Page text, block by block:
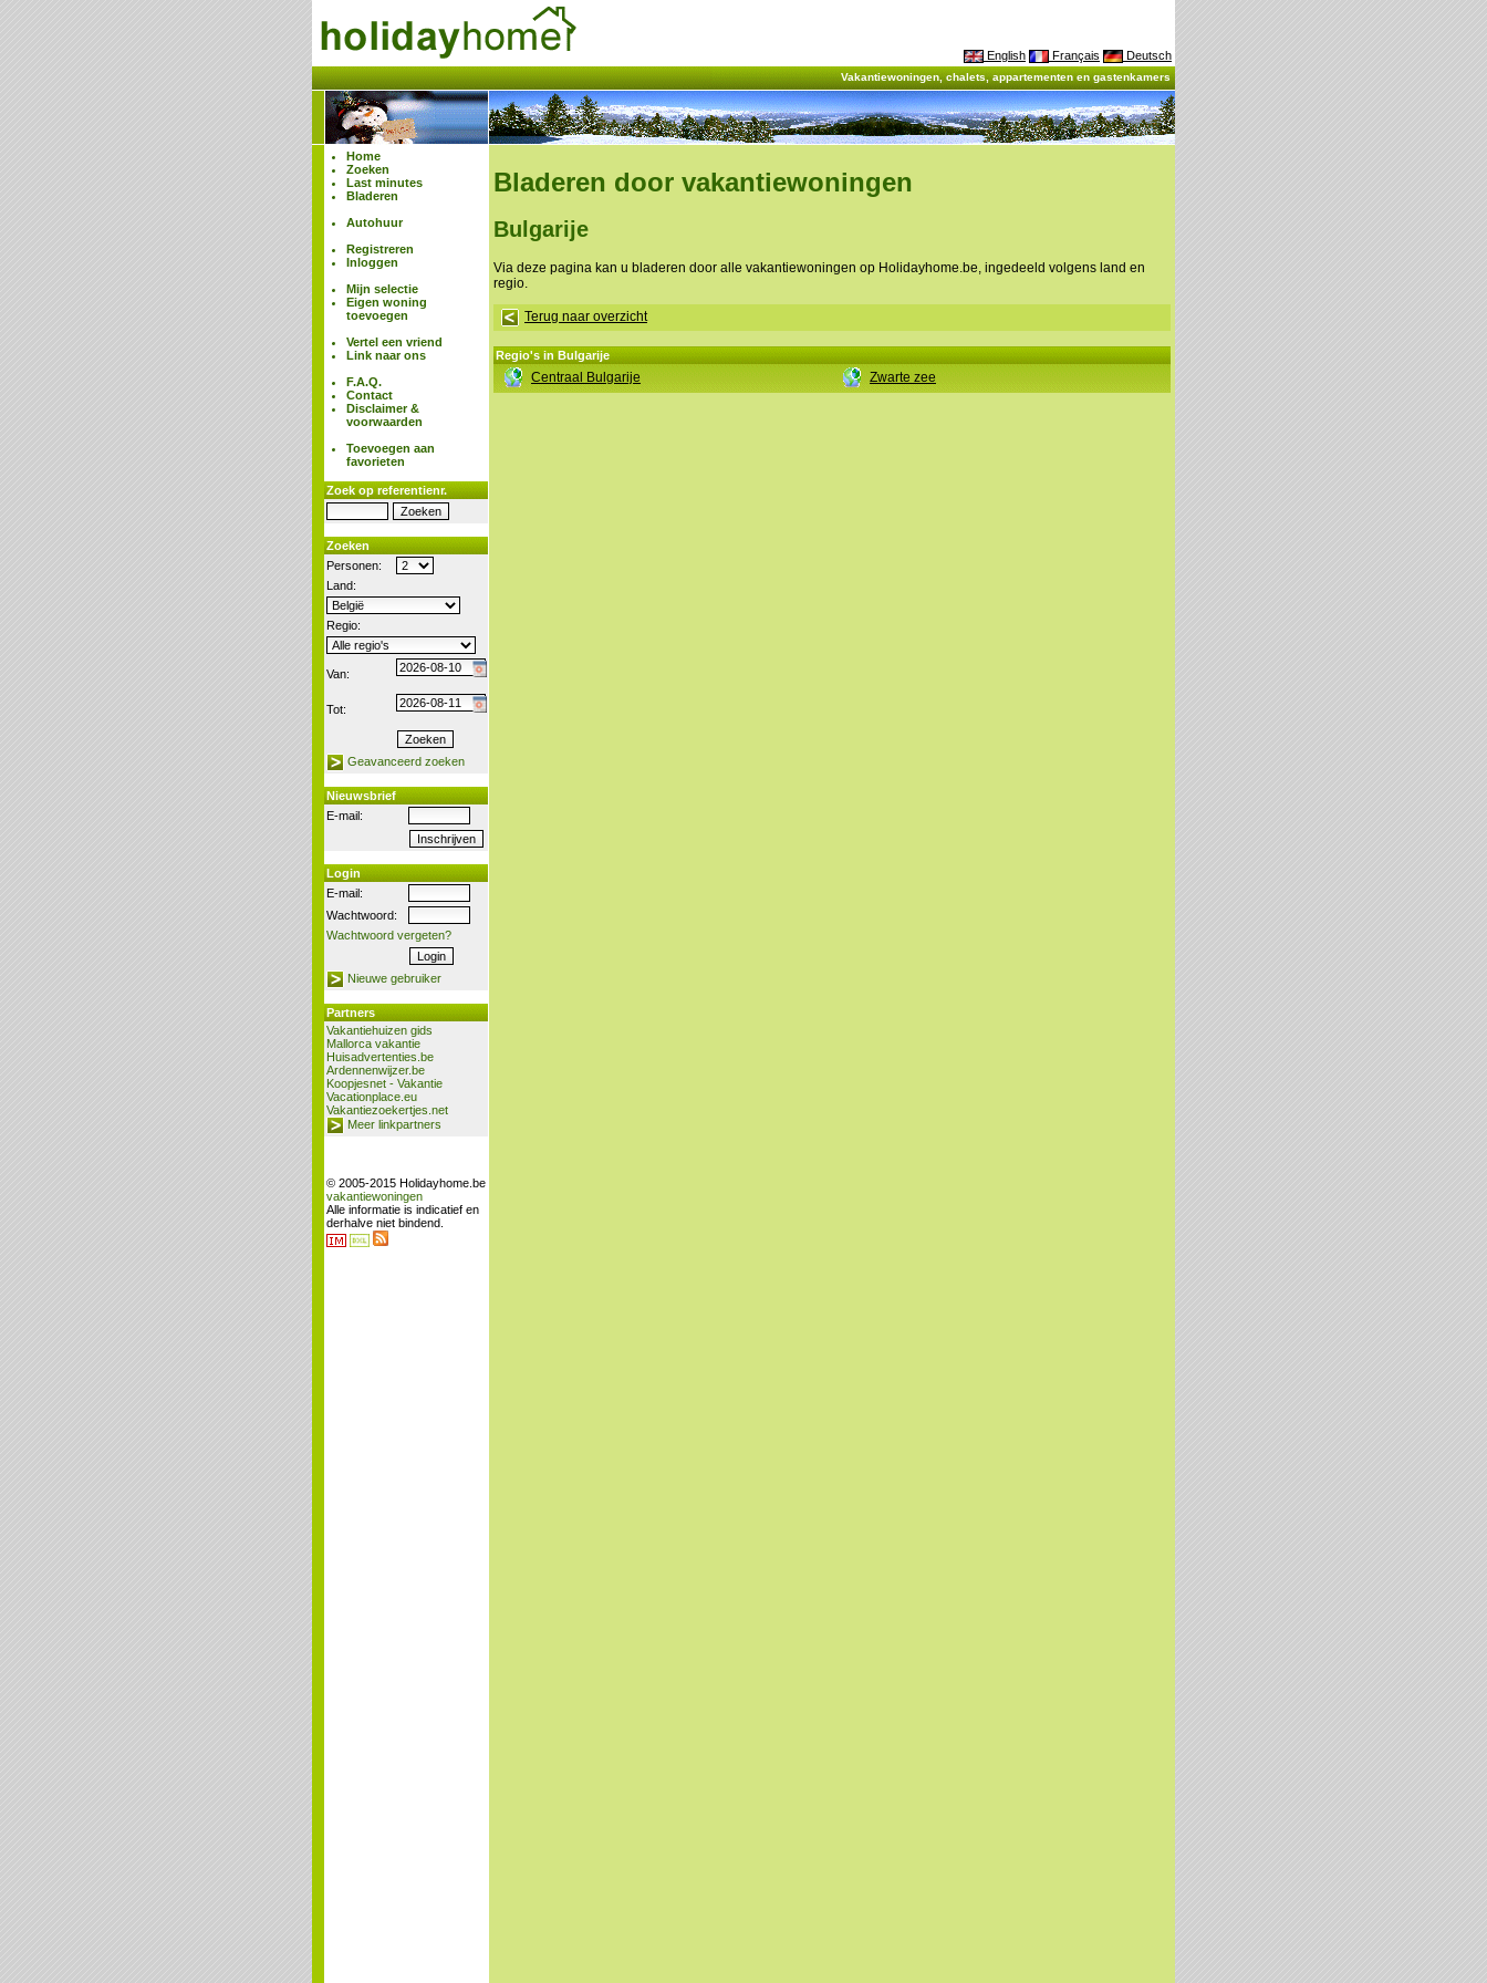
English Français Deutsch
Vakantiewoningen, chalets, appartementen en gastenkamers
Home
Zoeken
Last minutes
Bladeren
Autohuur
Registreren
Inloggen
Mijn selectie
Eigen woning
toevoegen
Vertel een vriend
Link naar ons
F.A.Q.
Contact
Disclaimer &
voorwaarden
Toevoegen aan
favorieten
Zoek op referentienr.
Zoeken
Personen:
Land:
Regio:
Van:
Tot:
Geavanceerd zoeken
Nieuwsbrief
E-mail:
Login
E-mail:
Wachtwoord:
Wachtwoord vergeten?
Nieuwe gebruiker
Partners
Vakantiehuizen gids
Mallorca vakantie
Huisadvertenties.be
Ardennenwijzer.be
Koopjesnet - Vakantie
Vacationplace.eu
Vakantiezoekertjes.net
Meer linkpartners
© 2005-2015 Holidayhome.be
vakantiewoningen
Alle informatie is indicatief en
derhalve niet bindend.
Bladeren door vakantiewoningen
Bulgarije
Via deze pagina kan u bladeren door alle vakantiewoningen op Holidayhome.be, ingedeeld volgens land en
regio.
Terug naar overzicht
Regio's in Bulgarije
Centraal Bulgarije Zwarte zee